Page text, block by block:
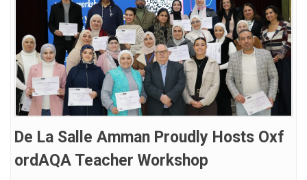
De La Salle Amman Proudly Hosts Oxf
OrdAQA Teacher Workshop